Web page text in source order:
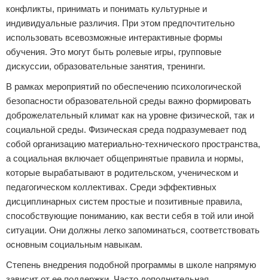
конфликты, принимать и понимать культурные и
индивидуальные различия. При этом предпочтительно
использовать всевозможные интерактивные формы
обучения. Это могут быть ролевые игры, групповые
дискуссии, образовательные занятия, тренинги.
В рамках мероприятий по обеспечению психологической
безопасности образовательной среды важно формировать
доброжелательный климат как на уровне физической, так и
социальной среды. Физическая среда подразумевает под
собой организацию материально-технического пространства,
а социальная включает общепринятые правила и нормы,
которые вырабатывают в родительском, ученическом и
педагогическом коллективах. Среди эффективных
дисциплинарных систем простые и позитивные правила,
способствующие пониманию, как вести себя в той или иной
ситуации. Они должны легко запоминаться, соответствовать
основным социальным навыкам.
Степень внедрения подобной программы в школе напрямую